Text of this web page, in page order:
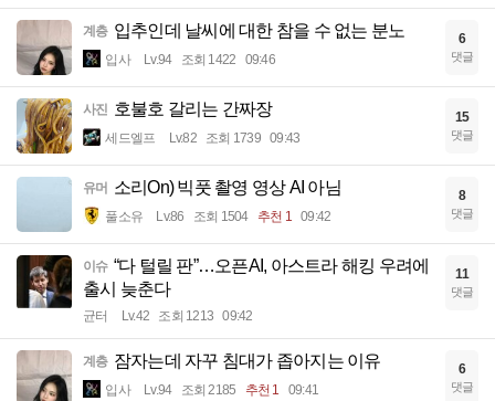
계층 입추인데 날씨에 대한 참을 수 없는 분노
입사 Lv.94 조회 1422 09:46
6
댓글
사진 호불호 갈리는 간짜장
세드엘프 Lv.82 조회 1739 09:43
15
댓글
유머 소리On) 빅풋 촬영 영상 AI 아님
풀소유 Lv.86 조회 1504 추천 1 09:42
8
댓글
이슈 “다 털릴 판”…오픈AI, 아스트라 해킹 우려에
출시 늦춘다
균터 Lv.42 조회 1213 09:42
11
댓글
계층 잠자는데 자꾸 침대가 좁아지는 이유
입사 Lv.94 조회 2185 추천 1 09:41
6
댓글